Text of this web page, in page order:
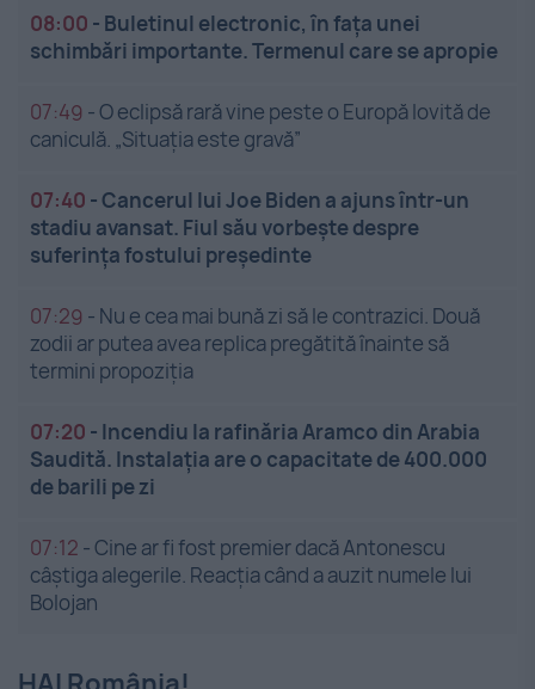
08:00 - Buletinul electronic, în fața unei
schimbări importante. Termenul care se apropie
07:49 -O eclipsă rară vine peste o Europă lovită de
caniculă. „Situația este gravă”
07:40 -Cancerul lui Joe Biden a ajuns într-un
stadiu avansat. Fiul său vorbește despre
suferința fostului președinte
07:29 - Nu e cea mai bună zi să le contrazici. Două
zodii ar putea avea replica pregătită înainte să
termini propoziția
07:20 - Incendiu la rafinăria Aramco din Arabia
Saudită. Instalația are o capacitate de 400.000
de barili pe zi
07:12 -Cine ar fi fost premier dacă Antonescu
câștiga alegerile. Reacția când a auzit numele lui
Bolojan